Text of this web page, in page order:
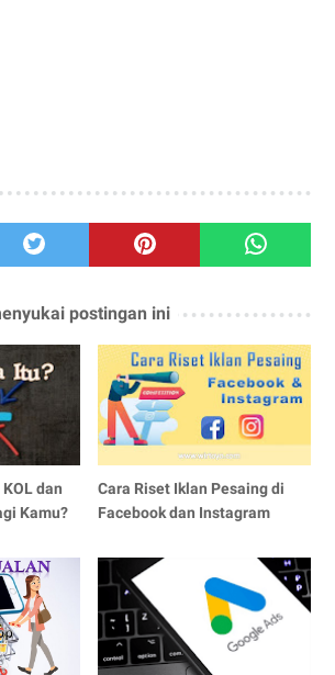
postingan ini
dan
Kamu?
Cara Riset Iklan Pesaing di
Facebook dan Instagram